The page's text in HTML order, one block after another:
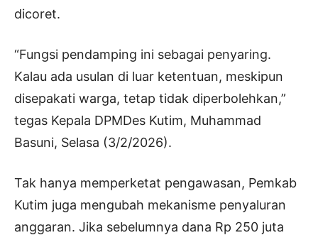
dicoret.
“Fungsi pendamping ini sebagai penyaring.
Kalau ada usulan di luar ketentuan, meskipun
disepakati warga, tetap tidak diperbolehkan,”
tegas Kepala DPMDes Kutim, Muhammad
Basuni, Selasa (3/2/2026).
Tak hanya memperketat pengawasan, Pemkab
Kutim juga mengubah mekanisme penyaluran
anggaran. Jika sebelumnya dana Rp 250 juta